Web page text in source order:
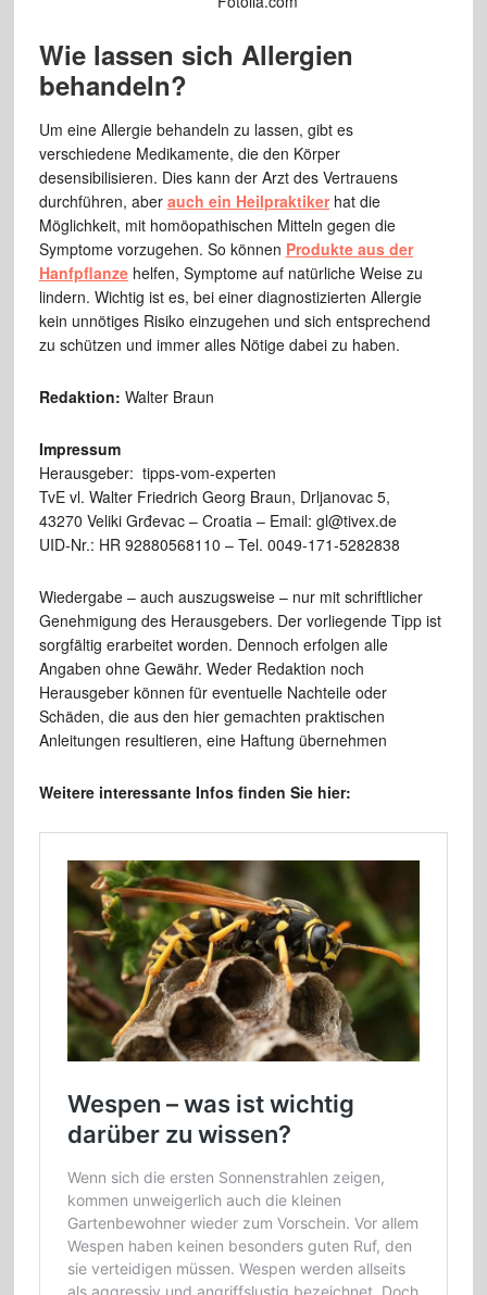
Wie lassen sich Allergien
behandeln?
Um eine Allergie behandeln zu lassen, gibt es
verschiedene Medikamente, die den Körper
desensibilisieren. Dies kann der Arzt des Vertrauens
durchführen, aber auch ein Heilpraktikerhat die
Möglichkeit, mit homöopathischen Mitteln gegen die
Symptome vorzugehen. So können Produkte aus der
Hanfpflanzehelfen, Symptome auf natürliche Weise zu
lindern. Wichtig ist es, bei einer diagnostizierten Allergie
kein unnötiges Risiko einzugehen und sich entsprechend
zu schützen und immer alles Nötige dabei zu haben.
Redaktion: Walter Braun
Impressum
Herausgeber: tipps-vom-experten
TvE vl. Walter Friedrich Georg Braun, Drljanovac 5,
43270 Veliki Grđevac – Croatia – Email: gl@tivex.de
UID-Nr.: HR 92880568110 – Tel. 0049-171-5282838
Wiedergabe – auch auszugsweise – nur mit schriftlicher
Genehmigung des Herausgebers. Der vorliegende Tipp ist
sorgfältig erarbeitet worden. Dennoch erfolgen alle
Angaben ohne Gewähr. Weder Redaktion noch
Herausgeber können für eventuelle Nachteile oder
Schäden, die aus den hier gemachten praktischen
Anleitungen resultieren, eine Haftung übernehmen
Weitere interessante Infos finden Sie hier: